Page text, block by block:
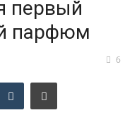
первый
парфюм
6